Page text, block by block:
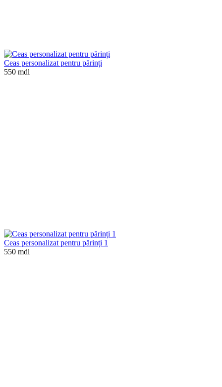
Ceas personalizat pentru părinți
550 mdl
Ceas personalizat pentru părinți 1
550 mdl